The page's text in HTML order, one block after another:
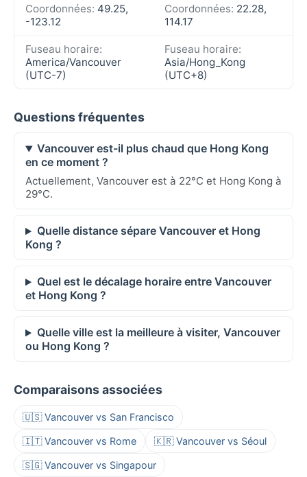
Coordonnées: 49.25,
-123.12
Coordonnées: 22.28,
114.17
Fuseau horaire:
America/Vancouver
(UTC-7)
Fuseau horaire:
Asia/Hong_Kong
(UTC+8)
Questions fréquentes
Vancouver est-il plus chaud que Hong Kong
en ce moment ?
Actuellement, Vancouver est à 22°C et Hong Kong à
29°C.
Quelle distance sépare Vancouver et Hong
Kong ?
Quel est le décalage horaire entre Vancouver
et Hong Kong ?
Quelle ville est la meilleure à visiter, Vancouver
ou Hong Kong ?
Comparaisons associées
🇺🇸 Vancouver vs San Francisco
🇮🇹 Vancouver vs Rome 🇰🇷 Vancouver vs Séoul
🇸🇬 Vancouver vs Singapour